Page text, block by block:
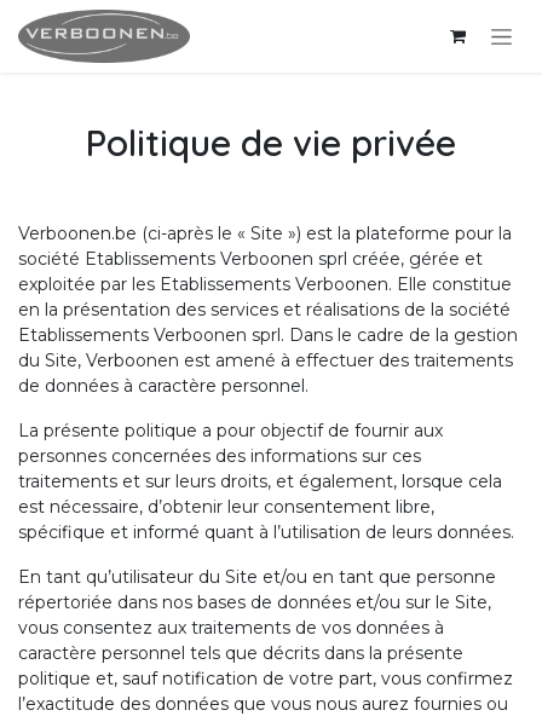
Se rendre au contenu
Politique de vie privée
Verboonen.be (ci-après le « Site ») est la plateforme pour la
société Etablissements Verboonen sprl créée, gérée et
exploitée par les Etablissements Verboonen. Elle constitue
en la présentation des services et réalisations de la société
Etablissements Verboonen sprl. Dans le cadre de la gestion
du Site, Verboonen est amené à effectuer des traitements
de données à caractère personnel.
La présente politique a pour objectif de fournir aux
personnes concernées des informations sur ces
traitements et sur leurs droits, et également, lorsque cela
est nécessaire, d’obtenir leur consentement libre,
spécifique et informé quant à l’utilisation de leurs données.
En tant qu’utilisateur du Site et/ou en tant que personne
répertoriée dans nos bases de données et/ou sur le Site,
vous consentez aux traitements de vos données à
caractère personnel tels que décrits dans la présente
politique et, sauf notification de votre part, vous confirmez
l’exactitude des données que vous nous aurez fournies ou